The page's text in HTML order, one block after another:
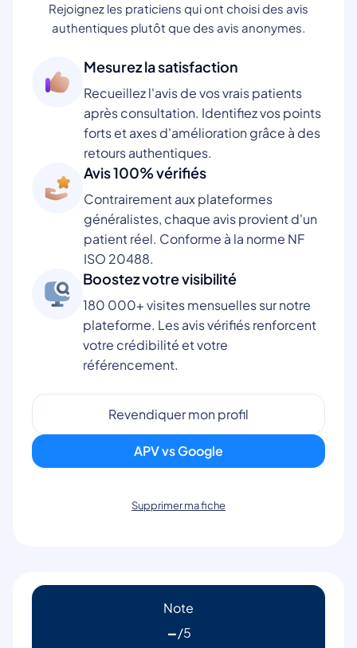
Rejoignez les praticiens qui ont choisi des avis
authentiques plutôt que des avis anonymes.
Mesurez la satisfaction
Recueillez l'avis de vos vrais patients
après consultation. Identifiez vos points
forts et axes d'amélioration grâce à des
retours authentiques.
Avis 100% vérifiés
Contrairement aux plateformes
généralistes, chaque avis provient d'un
patient réel. Conforme à la norme NF
ISO 20488.
Boostez votre visibilité
180 000+ visites mensuelles sur notre
plateforme. Les avis vérifiés renforcent
votre crédibilité et votre
référencement.
Revendiquer mon profil
APV vs Google
Supprimer ma fiche
Note
-